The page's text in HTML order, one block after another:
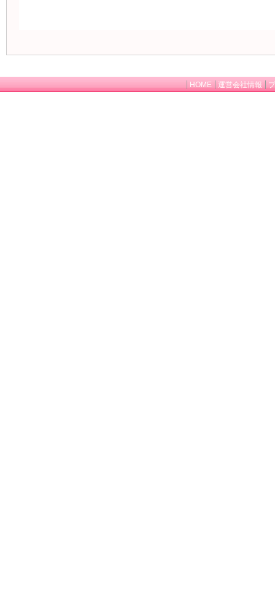
HOME 運営会社情報